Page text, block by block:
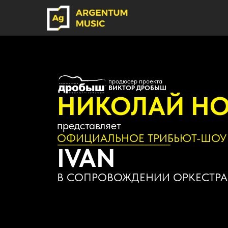
ВИКТОР ДРОБЫШ
НИКОЛАЙ
представляет
ОФИЦИАЛЬНОЕ ТРИБЬЮТ-ШОУ
IVAN
В СОПРОВОЖДЕНИИ ОРКЕСТРА